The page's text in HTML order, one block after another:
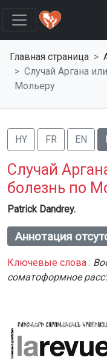
Главная страница
Случай Аргана
Мольеру
HY FR EN
Случай
болезнь по
Patrick Dandrey.
Аннотация
Ключевые слова :
соматоформное